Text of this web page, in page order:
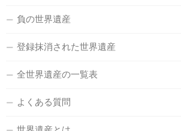
負の世界遺産
登録抹消された世界遺産
全世界遺産の一覧表
よくある質問